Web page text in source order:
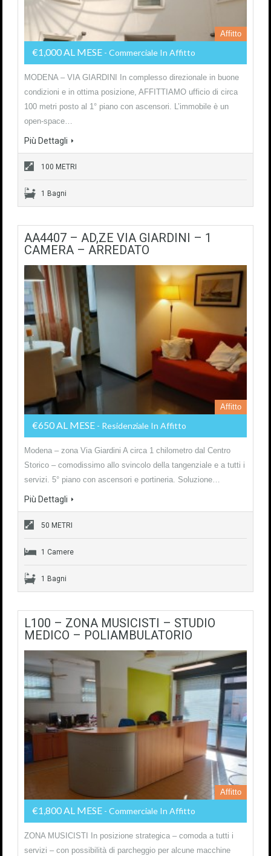
Affitto
€1,000 AL MESE - Commerciale In Affitto
MODENA – VIA GIARDINI In complesso direzionale in buone
condizioni e in ottima posizione, AFFITTIAMO ufficio di circa
100 metri posto al 1° piano con ascensori. L’immobile è un
open-space…
Più Dettagli
100 METRI
1 Bagni
AA4407 – AD,ZE VIA GIARDINI – 1
CAMERA – ARREDATO
Affitto
€650 AL MESE - Residenziale In Affitto
Modena – zona Via Giardini A circa 1 chilometro dal Centro
Storico – comodissimo allo svincolo della tangenziale e a tutti i
servizi. 5° piano con ascensori e portineria. Soluzione…
Più Dettagli
50 METRI
1 Camere
1 Bagni
L100 – ZONA MUSICISTI – STUDIO
MEDICO – POLIAMBULATORIO
Affitto
€1,800 AL MESE - Commerciale In Affitto
ZONA MUSICISTI In posizione strategica – comoda a tutti i
servizi – con possibilità di parcheggio per alcune macchine